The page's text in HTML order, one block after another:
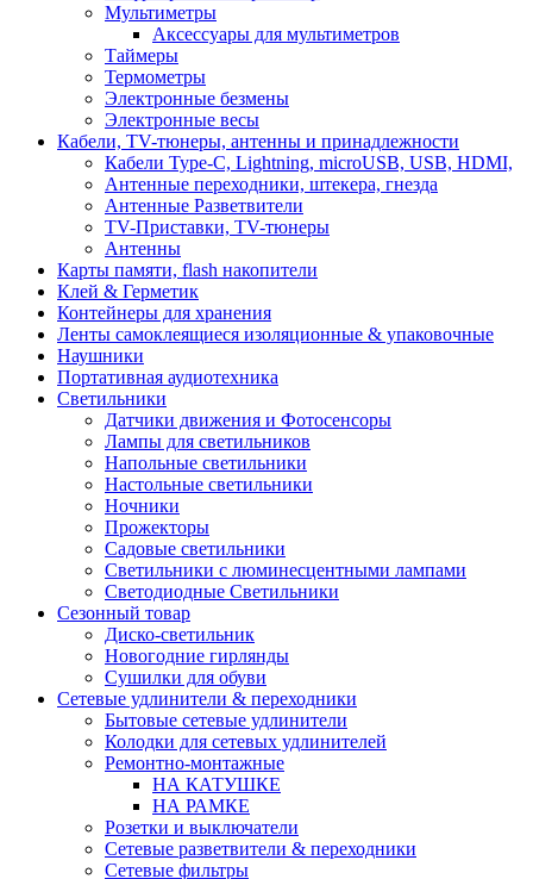
Мультиметры
Аксессуары для мультиметров
Таймеры
Термометры
Электронные безмены
Электронные весы
Кабели, TV-тюнеры, антенны и принадлежности
Кабели Type-C, Lightning, microUSB, USB, HDMI,
Антенные переходники, штекера, гнезда
Антенные Разветвители
TV-Приставки, TV-тюнеры
Антенны
Карты памяти, flash накопители
Клей & Герметик
Контейнеры для хранения
Ленты самоклеящиеся изоляционные & упаковочные
Наушники
Портативная аудиотехника
Светильники
Датчики движения и Фотосенсоры
Лампы для светильников
Напольные светильники
Настольные светильники
Ночники
Прожекторы
Садовые светильники
Светильники с люминесцентными лампами
Светодиодные Светильники
Сезонный товар
Диско-светильник
Новогодние гирлянды
Сушилки для обуви
Сетевые удлинители & переходники
Бытовые сетевые удлинители
Колодки для сетевых удлинителей
Ремонтно-монтажные
НА КАТУШКЕ
НА РАМКЕ
Розетки и выключатели
Сетевые разветвители & переходники
Сетевые фильтры